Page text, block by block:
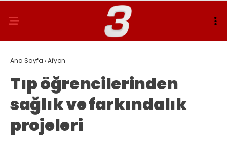
Ana Sayfa ›Afyon
Tıp öğrencilerinden
sağlık ve farkındalık
projeleri